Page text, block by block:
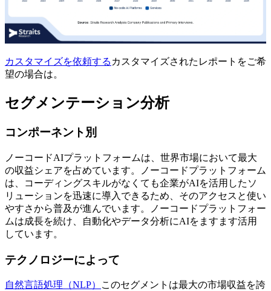
カスタマイズを依頼する カスタマイズされたレポートをご希
望の場合は。
セグメンテーション分析
コンポーネント別
ノーコードAIプラットフォームは、世界市場において最大
の収益シェアを占めています。ノーコードプラットフォーム
は、コーディングスキルがなくても企業がAIを活用したソ
リューションを迅速に導入できるため、そのアクセスと使い
やすさから普及が進んでいます。ノーコードプラットフォー
ムは成長を続け、自動化やデータ分析にAIをますます活用
しています。
テクノロジーによって
自然言語処理（NLP）
このセグメントは最大の市場収益を誇